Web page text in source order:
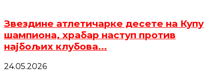
Звездине атлетичарке десете на Купу
шампиона, храбар наступ против
најбољих клубова...
24.05.2026